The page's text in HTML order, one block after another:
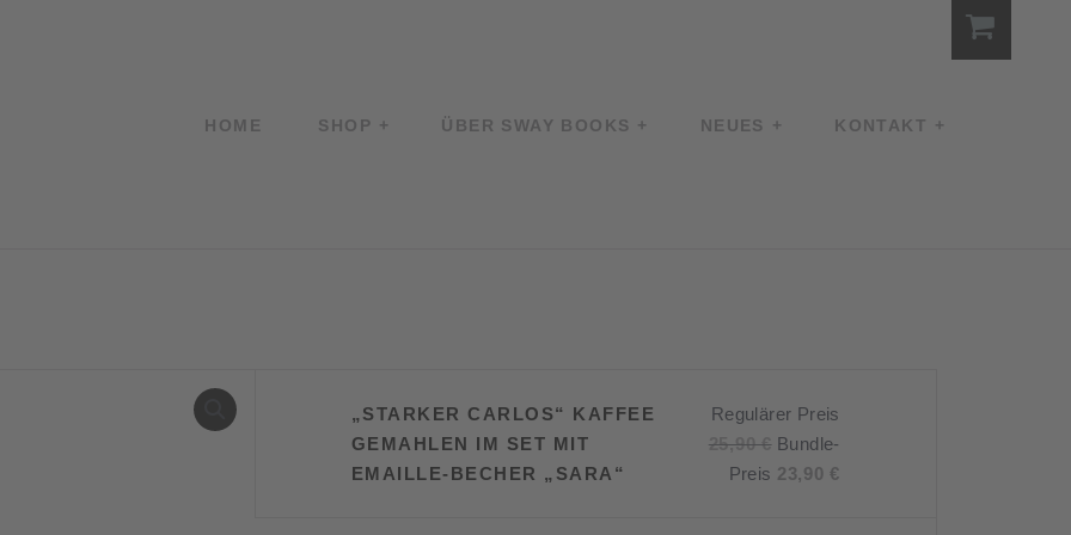
HOME SHOP ÜBER SWAY BOOKS NEUES KONTAKT
„STARKER CARLOS“ KAFFEE
GEMAHLEN IM SET MIT
EMAILLE-BECHER „SARA“
Regulärer Preis
25,90€ Ursprünglicher
Preis
Bundle-
Preis 23,90 €Aktueller